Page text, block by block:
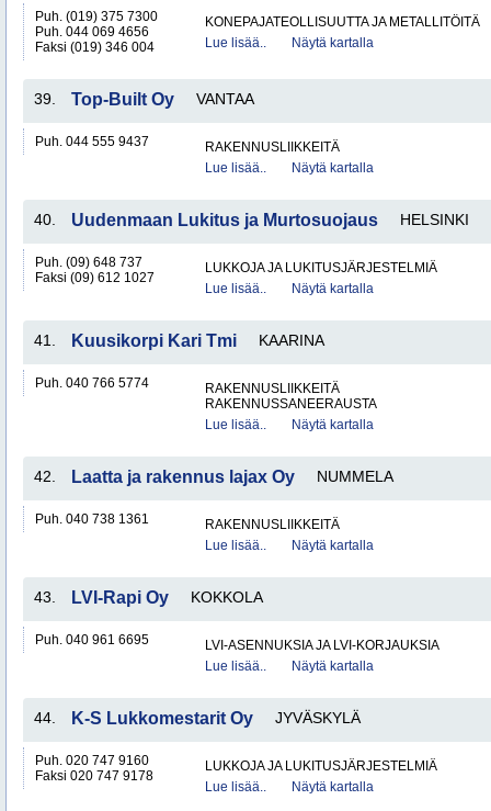
Puh. (019) 375 7300
Puh. 044 069 4656
Faksi (019) 346 004
KONEPAJATEOLLISUUTTA JA METALLITÖITÄ
Lue lisää..
Näytä kartalla
39. Top-Built Oy VANTAA
Puh. 044 555 9437
RAKENNUSLIIKKEITÄ
Lue lisää..
Näytä kartalla
40. Uudenmaan Lukitus ja Murtosuojaus HELSINKI
Puh. (09) 648 737
Faksi (09) 612 1027
LUKKOJA JA LUKITUSJÄRJESTELMIÄ
Lue lisää..
Näytä kartalla
41. Kuusikorpi Kari Tmi KAARINA
Puh. 040 766 5774
RAKENNUSLIIKKEITÄ
RAKENNUSSANEERAUSTA
Lue lisää..
Näytä kartalla
42. Laatta ja rakennus lajax Oy NUMMELA
Puh. 040 738 1361
RAKENNUSLIIKKEITÄ
Lue lisää..
Näytä kartalla
43. LVI-Rapi Oy KOKKOLA
Puh. 040 961 6695
LVI-ASENNUKSIA JA LVI-KORJAUKSIA
Lue lisää..
Näytä kartalla
44. K-S Lukkomestarit Oy JYVÄSKYLÄ
Puh. 020 747 9160
Faksi 020 747 9178
LUKKOJA JA LUKITUSJÄRJESTELMIÄ
Lue lisää..
Näytä kartalla